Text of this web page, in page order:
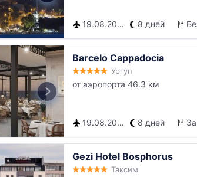
19.08.2026 8 дней
Barcelo Cappadocia
Ургуп
от аэропорта 46.3 км
19.08.2026 8 дней
Gezi Hotel Bosphorus
Таксим